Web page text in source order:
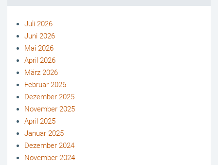
Juli 2026
Juni 2026
Mai 2026
April 2026
März 2026
Februar 2026
Dezember 2025
November 2025
April 2025
Januar 2025
Dezember 2024
November 2024